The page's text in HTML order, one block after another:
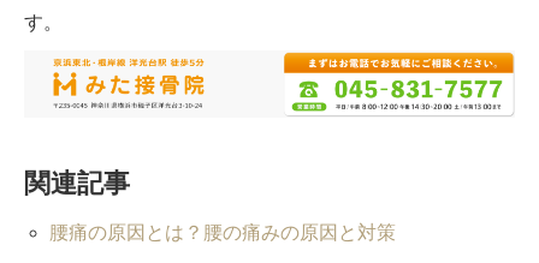
す。
関連記事
腰痛の原因とは？腰の痛みの原因と対策